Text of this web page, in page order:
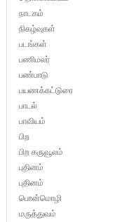
நாடகம்
நிகழ்வுகள்
படங்கள்
பணிமலர்
பண்பாடு
பயணக்கட்டுரை
பாடல்
பாவியம்
பிற
பிற கருவூலம்
புதினம்
புதினம்
பொன்மொழி
மருத்துவம்